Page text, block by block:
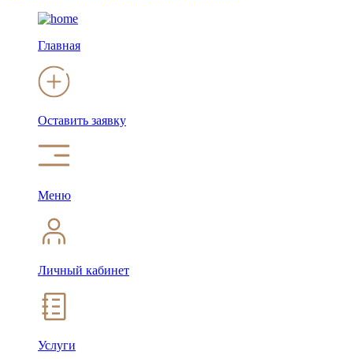
Главная
Оставить заявку
Меню
Личный кабинет
Услуги